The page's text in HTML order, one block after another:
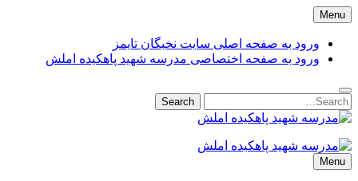
Skip
to
content
Menu
ورود به صفحه اصلی سایت نخبگان تایمز
ورود به صفحه اختصاصی مدرسه شهید پاهکیده املش
Search
for:
Search
مدرسه شهید پاهکیده املش
پسرانه + دخترانه + پیش دبستانی + کلاس + اول + دوم + سوم +
Menu